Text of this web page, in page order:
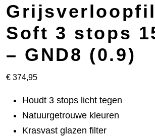
Soft 3 stops
– GND8 (0.9)
€ 374,95
Houdt 3 stops licht tegen
Natuurgetrouwe kleuren
Krasvast glazen filter